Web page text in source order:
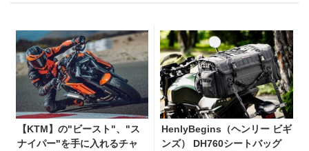
【KTM】の"ビースト"、"ス
ナイパー"を手に入れるチャ
HenlyBegins（ヘンリー ビギ
ンズ） DH760シートバッグ